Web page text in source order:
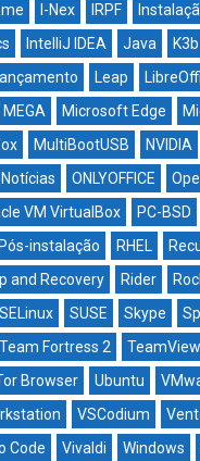
I-Nex IRPF
IntelliJ IDEA Java K3b
Leap
MEGA Microsoft Edge
MultiBootUSB NVIDIA
Notícias ONLYOFFICE
VM VirtualBox PC-BSD
Pós-instalação RHEL
and Recovery
Rider
SELinux SUSE Skype
Team Fortress 2
Browser Ubuntu
VSCodium
Code
Vivaldi Windows